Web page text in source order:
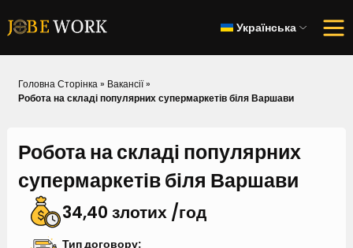
Українська
Головна Сторінка» Вакансії»
Робота на складі популярних супермаркетів біля Варшави
Робота на складі популярних
супермаркетів біля Варшави
34,40 злотих /год
Тип договору: